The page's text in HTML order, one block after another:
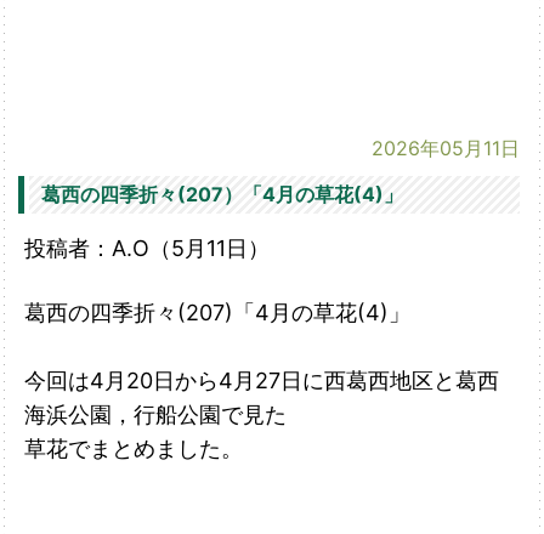
2026年05月11日
葛西の四季折々(207）「4月の草花(4)」
投稿者：A.O（5月11日）
葛西の四季折々(207)「4月の草花(4)」
今回は4月20日から4月27日に西葛西地区と葛西
海浜公園，行船公園で見た
草花でまとめました。